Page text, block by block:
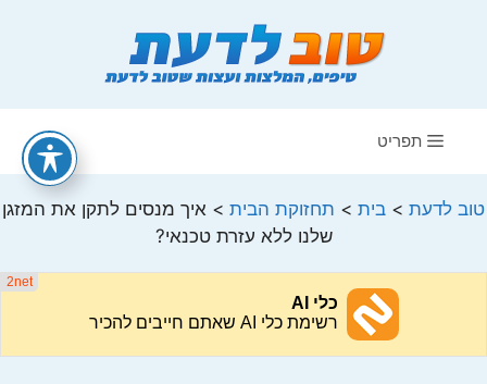
תפריט
טוב לדעת > בית > תחזוקת הבית > איך מנסים לתקן את המזגן
שלנו ללא עזרת טכנאי?